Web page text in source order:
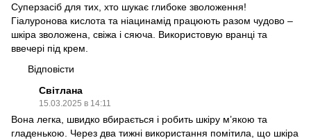
Суперзасіб для тих, хто шукає глибоке зволоження!
Гіалуронова кислота та ніацинамід працюють разом чудово –
шкіра зволожена, свіжа і сяюча. Використовую вранці та
ввечері під крем.
Відповісти
Світлана
15.03.2025 в 14:11
Вона легка, швидко вбирається і робить шкіру м’якою та
гладенькою. Через два тижні використання помітила, що шкіра